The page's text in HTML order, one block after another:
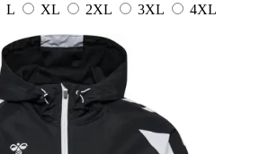
L XL 2XL 3XL
4XL